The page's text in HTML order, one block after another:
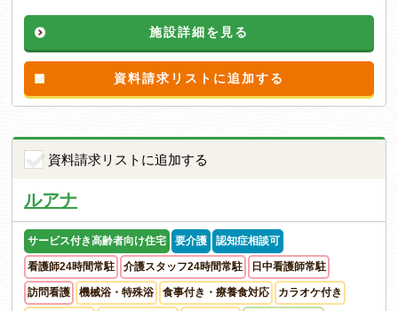
施設詳細を見る
資料請求リストに追加する
資料請求リストに追加する
ルアナ
サービス付き高齢者向け住宅 要介護 認知症相談可
看護師24時間常駐 介護スタッフ24時間常駐 日中看護師常駐
訪問看護 機械浴・特殊浴 食事付き・療養食対応 カラオケ付き